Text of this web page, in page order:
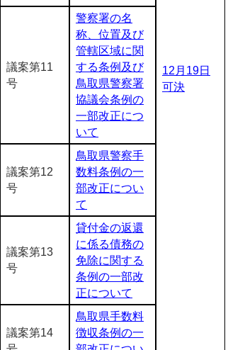
12月19日
可決
議案第11
号
警察署の名
称、位置及び
管轄区域に関
する条例及び
鳥取県警察署
協議会条例の
一部改正につ
いて
議案第12
号
鳥取県警察手
数料条例の一
部改正につい
て
議案第13
号
貸付金の返還
に係る債務の
免除に関する
条例の一部改
正について
議案第14
鳥取県手数料
徴収条例の一